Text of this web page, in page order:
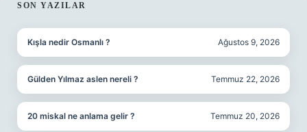
SIDEBAR
SON YAZILAR
Kışla nedir Osmanlı ? Ağustos 9, 2026
Gülden Yılmaz aslen nereli ? Temmuz 22, 2026
20 miskal ne anlama gelir ? Temmuz 20, 2026